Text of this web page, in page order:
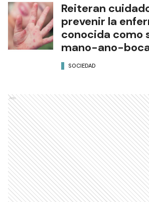
Reiteran
prevenir la
conocida como
mano-ano-
SOCIEDAD
Ads